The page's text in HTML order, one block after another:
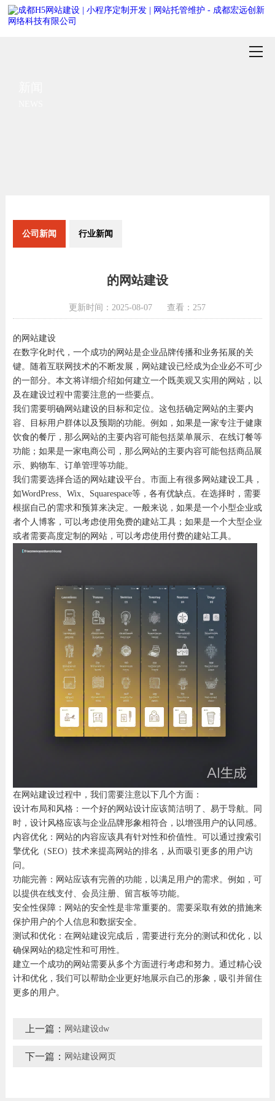
公司新闻 行业新闻
的网站建设
更新时间：2025-08-07 查看：257
的网站建设
在数字化时代，一个成功的网站是企业品牌传播和业务拓展的关
键。随着互联网技术的不断发展，网站建设已经成为企业必不可少
的一部分。本文将详细介绍如何建立一个既美观又实用的网站，以
及在建设过程中需要注意的一些要点。
我们需要明确网站建设的目标和定位。这包括确定网站的主要内
容、目标用户群体以及预期的功能。例如，如果是一家专注于健康
饮食的餐厅，那么网站的主要内容可能包括菜单展示、在线订餐等
功能；如果是一家电商公司，那么网站的主要内容可能包括商品展
示、购物车、订单管理等功能。
我们需要选择合适的网站建设平台。市面上有很多网站建设工具，
如WordPress、Wix、Squarespace等，各有优缺点。在选择时，需要
根据自己的需求和预算来决定。一般来说，如果是一个小型企业或
者个人博客，可以考虑使用免费的建站工具；如果是一个大型企业
或者需要高度定制的网站，可以考虑使用付费的建站工具。
在网站建设过程中，我们需要注意以下几个方面：
设计布局和风格：一个好的网站设计应该简洁明了、易于导航。同
时，设计风格应该与企业品牌形象相符合，以增强用户的认同感。
内容优化：网站的内容应该具有针对性和价值性。可以通过搜索引
擎优化（SEO）技术来提高网站的排名，从而吸引更多的用户访
问。
功能完善：网站应该有完善的功能，以满足用户的需求。例如，可
以提供在线支付、会员注册、留言板等功能。
安全性保障：网站的安全性是非常重要的。需要采取有效的措施来
保护用户的个人信息和数据安全。
测试和优化：在网站建设完成后，需要进行充分的测试和优化，以
确保网站的稳定性和可用性。
建立一个成功的网站需要从多个方面进行考虑和努力。通过精心设
计和优化，我们可以帮助企业更好地展示自己的形象，吸引并留住
更多的用户。
上一篇： 网站建设dw
下一篇： 网站建设网页